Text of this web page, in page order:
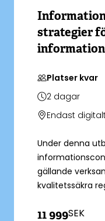
strategier
Platser kvar
2 dagar
Endast
Under denna
gällande
kvalitetssäkra
11 999SEK